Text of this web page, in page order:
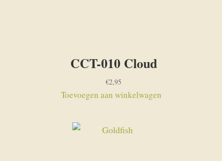
CCT-010 Cloud
€2,95
Toevoegen aan winkelwagen